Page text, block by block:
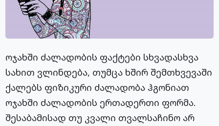
ოჯახში ძალადობის ფაქტები სხვადასხვა
სახით ვლინდება, თუმცა ხშირ შემთხვევაში
ქალებს ფიზიკური ძალადობა ჰგონიათ
ოჯახში ძალადობის ერთადერთი ფორმა.
შესაბამისად თუ კვალი თვალსაჩინო არ